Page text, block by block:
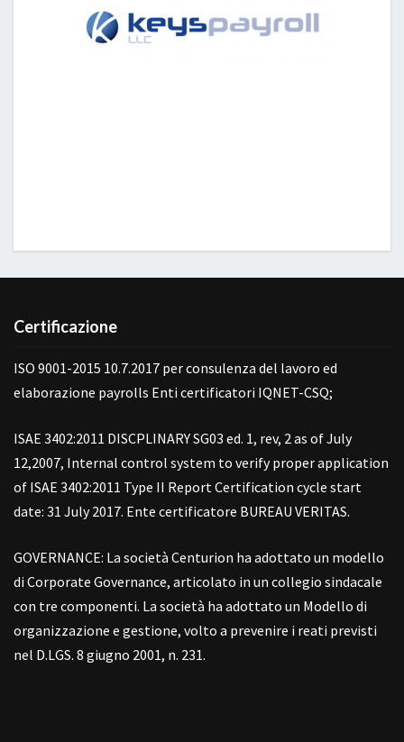
Certificazione
ISO 9001-2015 10.7.2017 per consulenza del lavoro ed
elaborazione payrolls Enti certificatori IQNET-CSQ;
ISAE 3402:2011 DISCPLINARY SG03 ed. 1, rev, 2 as of July
12,2007, Internal control system to verify proper application
of ISAE 3402:2011 Type II Report Certification cycle start
date: 31 July 2017. Ente certificatore BUREAU VERITAS.
GOVERNANCE: La società Centurion ha adottato un modello
di Corporate Governance, articolato in un collegio sindacale
con tre componenti. La società ha adottato un Modello di
organizzazione e gestione, volto a prevenire i reati previsti
nel D.LGS. 8 giugno 2001, n. 231.